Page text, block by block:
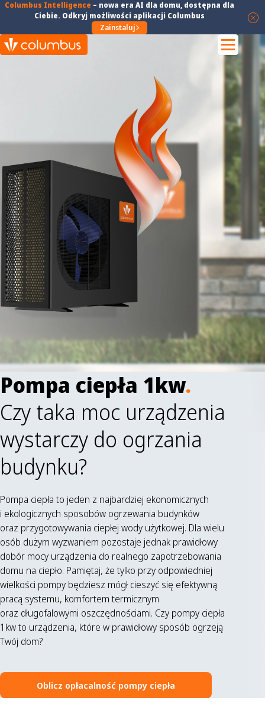
Columbus Intelligence – nowa era AI dla domu, dostępna dla
Ciebie. Odkryj możliwości aplikacji Columbus
Zainstaluj
Pompa ciepła 1kw.
Czy taka moc urządzenia
wystarczy do ogrzania
budynku?
Pompa ciepła to jeden z najbardziej ekonomicznych
i ekologicznych sposobów ogrzewania budynków
oraz przygotowywania ciepłej wody użytkowej. Dla wielu
osób dużym wyzwaniem pozostaje jednak prawidłowy
dobór mocy urządzenia do realnego zapotrzebowania
domu na ciepło. Pamiętaj, że tylko przy odpowiedniej
wielkości pompy będziesz mógł cieszyć się efektywną
pracą systemu, komfortem termicznym
oraz długofalowymi oszczędnościami. Czy pompy ciepła
1kw to urządzenia, które w prawidłowy sposób ogrzeją
Twój dom?
Oblicz opłacalność pompy ciepła